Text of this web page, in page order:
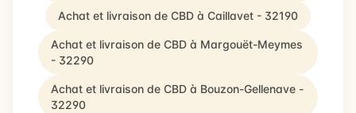
Achat et livraison de CBD à Caillavet - 32190
Achat et livraison de CBD à Margouët-Meymes
- 32290
Achat et livraison de CBD à Bouzon-Gellenave -
32290